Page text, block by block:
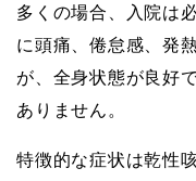
多くの場合、入院は
に頭痛、倦怠感、発
が、全身状態が良好
ありません。
特徴的な症状は乾性